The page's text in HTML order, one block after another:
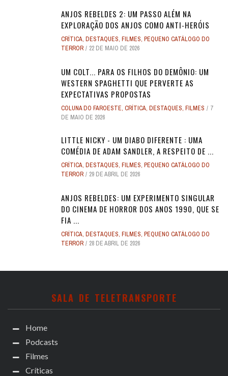
ANJOS REBELDES 2: UM PASSO ALÉM NA
EXPLORAÇÃO DOS ANJOS COMO ANTI-HERÓIS
CRÍTICA, DESTAQUES, FILMES, PEQUENO CATÁLOGO DO
TERROR
22 DE MAIO DE 2026
UM COLT... PARA OS FILHOS DO DEMÔNIO: UM
WESTERN SPAGHETTI QUE PERVERTE AS
EXPECTATIVAS PROPOSTAS
COLUNA DO FAROESTE, CRÍTICA, DESTAQUES, FILMES
7
DE MAIO DE 2026
LITTLE NICKY - UM DIABO DIFERENTE : UMA
COMÉDIA DE ADAM SANDLER, A RESPEITO DE ...
CRÍTICA, DESTAQUES, FILMES, PEQUENO CATÁLOGO DO
TERROR
29 DE ABRIL DE 2026
ANJOS REBELDES: UM EXPERIMENTO SINGULAR
DO CINEMA DE HORROR DOS ANOS 1990, QUE SE
FIA ...
CRÍTICA, DESTAQUES, FILMES, PEQUENO CATÁLOGO DO
TERROR
28 DE ABRIL DE 2026
SALA DE TELETRANSPORTE
Home
Podcasts
Filmes
Críticas